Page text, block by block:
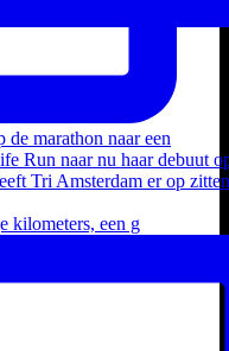
kilometers, een g